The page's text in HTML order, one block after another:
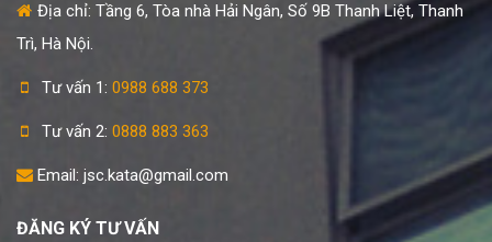
Địa chỉ: Tầng 6, Tòa nhà Hải Ngân, Số 9B Thanh Liệt, Thanh
Trì, Hà Nội.
Tư vấn 1: 0988 688 373
Tư vấn 2: 0888 883 363
Email: jsc.kata@gmail.com
ĐĂNG KÝ TƯ VẤN